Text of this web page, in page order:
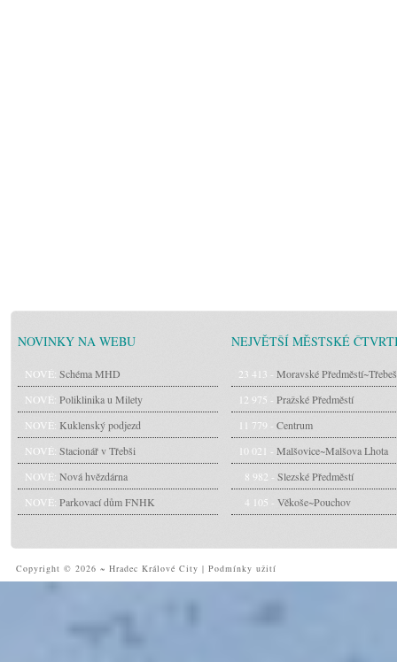
NOVINKY NA WEBU
NOVÉ: Schéma MHD
NOVÉ: Poliklinika u Milety
NOVÉ: Kuklenský podjezd
NOVÉ: Stacionář v Třebši
NOVÉ: Nová hvězdárna
NOVÉ: Parkovací dům FNHK
NEJVĚTŠÍ MĚSTSKÉ
23 413 - Moravské Předměstí~Třebeš
12 975 - Pražské Předměstí
11 779 - Centrum
10 021 - Malšovice~Malšova Lhota
8 982 - Slezské Předměstí
4 105 - Věkoše~Pouchov
Copyright © 2026 ~ Hradec Králové City | Podmínky užití